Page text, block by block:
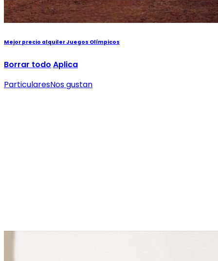
Mejor precio alquiler Juegos Olímpicos
Borrar todo Aplica
ParticularesNos gustan